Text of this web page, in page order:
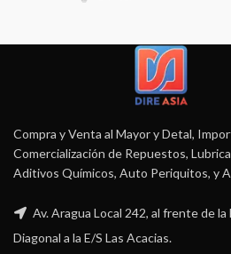
Compra y Venta al Mayor y Detal,
Comercialización de Repuestos,
Aditivos Químicos, Auto Periquitos, y
Av. Aragua Local 242, al frente de
Diagonal a la E/S Las Acacias.